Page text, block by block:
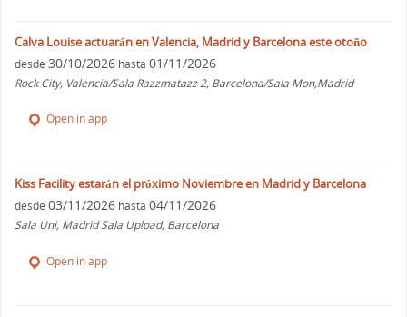
Calva Louise actuarán en Valencia, Madrid y Barcelona este otoño
desde 30/10/2026 hasta 01/11/2026
Rock City, Valencia/Sala Razzmatazz 2, Barcelona/Sala Mon,Madrid
Open in app
Kiss Facility estarán el próximo Noviembre en Madrid y Barcelona
desde 03/11/2026 hasta 04/11/2026
Sala Uni, Madrid Sala Upload, Barcelona
Open in app